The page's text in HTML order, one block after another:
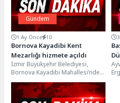
Gündem
1 Ay Önce 10
Bornova Kayadibi Kent
Mezarlığı hizmete açıldı
İzmir Büyükşehir Belediyesi,
Bornova Kayadibi Mahallesi’nde
110 dönümlük alana kurulan 25
bin defin kapasiteli Kayadibi...